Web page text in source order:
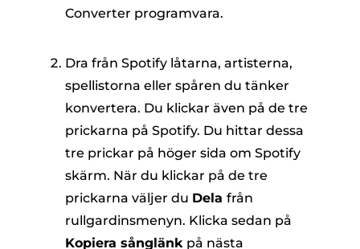
Converter programvara.
Dra från Spotify låtarna, artisterna,
spellistorna eller spåren du tänker
konvertera. Du klickar även på de tre
prickarna på Spotify. Du hittar dessa
tre prickar på höger sida om Spotify
skärm. När du klickar på de tre
prickarna väljer du Dela från
rullgardinsmenyn. Klicka sedan på
Kopiera sånglänk på nästa